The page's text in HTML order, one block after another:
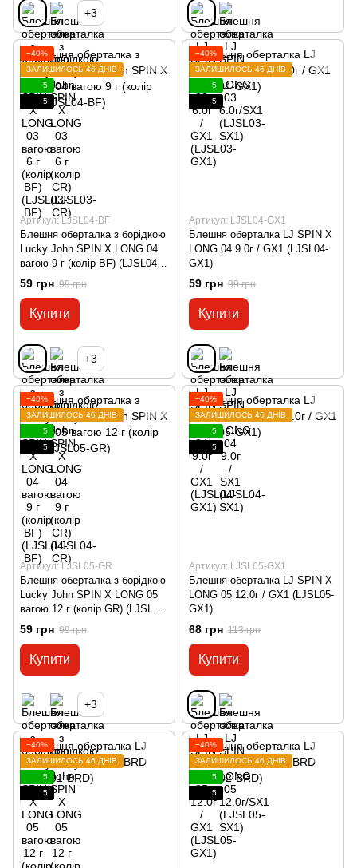
+3
−40%
ЗАЛИШИЛОСЬ 46 ДНІВ
5
5
Артикул: LJSL04-BF
Блешня оберталка з борідкою
Lucky John SPIN X LONG 04
вагою 9 г (колір BF) (LJSL04-
BF)
59 грн 99 грн
Купити
+3
−40%
ЗАЛИШИЛОСЬ 46 ДНІВ
5
5
Артикул: LJSL04-GX1
Блешня оберталка LJ SPIN X
LONG 04 9.0г / GX1 (LJSL04-
GX1)
59 грн 99 грн
Купити
−40%
ЗАЛИШИЛОСЬ 46 ДНІВ
5
5
Артикул: LJSL05-GR
Блешня оберталка з борідкою
Lucky John SPIN X LONG 05
вагою 12 г (колір GR) (LJSL05-
GR)
59 грн 99 грн
Купити
+3
−40%
ЗАЛИШИЛОСЬ 46 ДНІВ
5
5
Артикул: LJSL05-GX1
Блешня оберталка LJ SPIN X
LONG 05 12.0г / GX1 (LJSL05-
GX1)
68 грн 113 грн
Купити
−40%
ЗАЛИШИЛОСЬ 46 ДНІВ
5
5
−40%
ЗАЛИШИЛОСЬ 46 ДНІВ
5
5